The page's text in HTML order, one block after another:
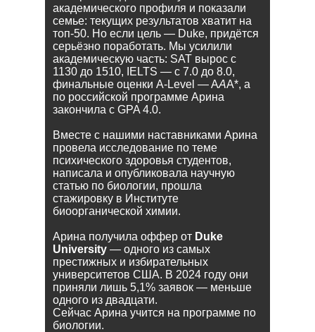
академического профиля и показали
семье: текущих результатов хватит на
топ-50. Но если цель — Duke, придётся
серьёзно поработать. Мы усилили
академическую часть: SAT вырос с
1130 до 1510, IELTS — с 7.0 до 8.0,
финальные оценки A-Level — AAA*, а
по российской программе Арина
закончила с GPA 4.0.
Вместе с нашими наставниками Арина
провела исследование по теме
психического здоровья студентов,
написала и опубликовала научную
статью по биологии, прошла
стажировку в Институте
биоорганической химии.
Арина получила оффер от Duke
University — одного из самых
престижных и избирательных
университетов США. В 2024 году они
приняли лишь 5,1% заявок — меньше
одного из двадцати.
Сейчас Арина учится на программе по
биологии.